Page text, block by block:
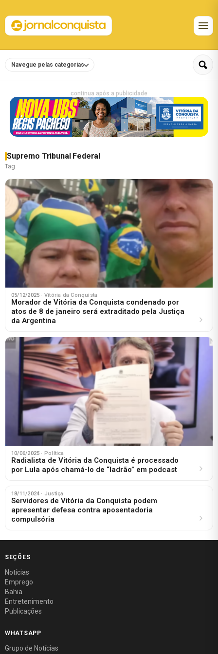
Navegue pelas categorias
continua após a publicidade
Supremo Tribunal Federal
Tag
05/12/2025 · Vitória da Conquista
Morador de Vitória da Conquista condenado por
atos de 8 de janeiro será extraditado pela Justiça
da Argentina
10/06/2025 · Política
Radialista de Vitória da Conquista é processado
por Lula após chamá-lo de “ladrão” em podcast
18/11/2024 · Justiça
Servidores de Vitória da Conquista podem
apresentar defesa contra aposentadoria
compulsória
SEÇÕES
Notícias
Emprego
Bahia
Entretenimento
Publicações
WHATSAPP
Grupo de Notícias